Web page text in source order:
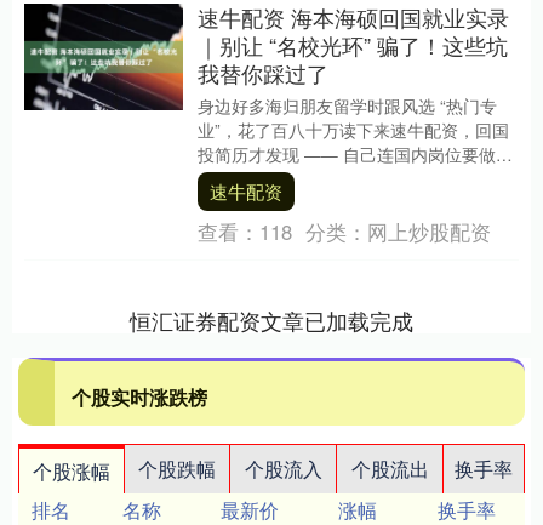
速牛配资 海本海硕回国就业实录
｜别让 “名校光环” 骗了！这些坑
我替你踩过了
身边好多海归朋友留学时跟风选 “热门专
业”，花了百八十万读下来速牛配资，回国
投简历才发现 —— 自己连国内岗位要做啥
都不知道！ 有的读 “新兴经济”，以为能进
大....
速牛配资
查看： 118 分类： 网上炒股配资
恒汇证券配资文章已加载完成
个股实时涨跌榜
个股涨幅 个股跌幅 个股流入 个股流出
换手率
排名
名称 最新价 涨幅
换手率